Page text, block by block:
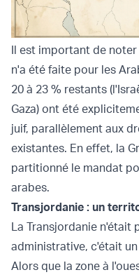
Il est important de
n'a été faite pour les
20 à 23 % restants
Gaza) ont été
juif, parallèlement aux
existantes. En effet, la
partitionné le mandat
arabes.
Transjordanie : un
La Transjordanie n'était
administrative, c'était
Alors que la zone à